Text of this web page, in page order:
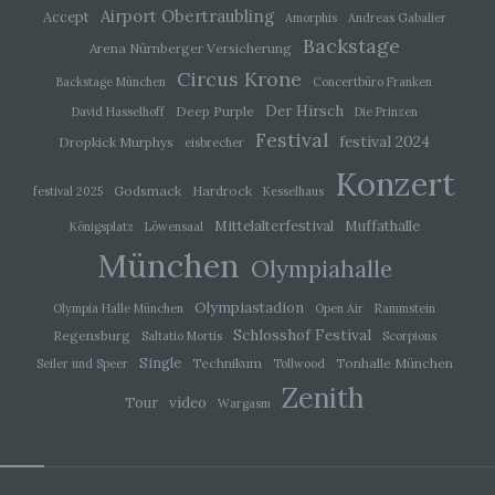
Accept Airport Obertraubling Amorphis Andreas Gabalier
Arena Nürnberger Versicherung Backstage
Backstage München Circus Krone
Concertbüro Franken
David Hasselhoff
Deep Purple Der Hirsch Die Prinzen
Dropkick Murphys eisbrecher Festival festival 2024
festival 2025 Godsmack Hardrock Kesselhaus Konzert
Königsplatz Löwensaal Mittelalterfestival Muffathalle
München Olympiahalle
Olympia Halle München Olympiastadion Open Air Rammstein
Regensburg Saltatio Mortis Schlosshof Festival
Scorpions
Seiler und Speer
Single Technikum Tollwood Tonhalle München
Tour video Wargasm Zenith
i) Empfänger
Person, Behörde, Einrichtung oder andere Stelle,
der personenbezogene Daten offengelegt
werden, unabhängig davon, ob es sich bei ihr um
einen Dritten handelt oder nicht. Behörden, die im
Rahmen eines bestimmten
oder dem Recht der Mitgliedstaaten
möglicherweise personenbezogene Daten
erhalten, gelten jedoch nicht als Empfänger.
j) Dritter
Dritter ist eine natürliche oder juristische Person,
Behörde, Einrichtung oder andere Stelle außer